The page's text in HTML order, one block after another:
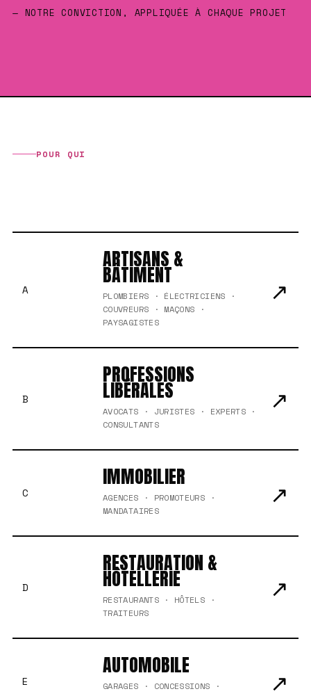
— NOTRE CONVICTION, APPLIQUÉE À CHAQUE PROJET
POUR QUI
A
ARTISANS &
BÂTIMENT
PLOMBIERS · ÉLECTRICIENS ·
COUVREURS · MAÇONS ·
PAYSAGISTES
↗
B
PROFESSIONS
LIBÉRALES
AVOCATS · JURISTES · EXPERTS ·
CONSULTANTS
↗
C
IMMOBILIER
AGENCES · PROMOTEURS ·
MANDATAIRES
↗
D
RESTAURATION &
HÔTELLERIE
RESTAURANTS · HÔTELS ·
TRAITEURS
↗
E
AUTOMOBILE
GARAGES · CONCESSIONS ·
↗